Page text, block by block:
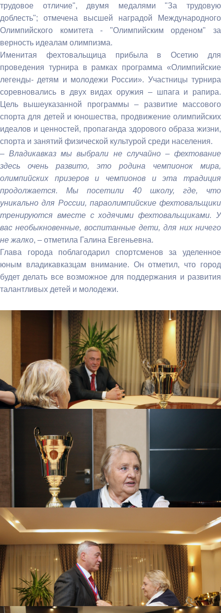
трудовое отличие", двумя медалями "За трудовую
доблесть"; отмечена высшей наградой Международного
Олимпийского комитета - "Олимпийским орденом" за
верность идеалам олимпизма.
Именитая фехтовальщица прибыла в Осетию для
проведения турнира в рамках программа «Олимпийские
легенды- детям и молодежи России». Участницы турнира
соревновались в двух видах оружия – шпага и рапира.
Цель вышеуказанной программы – развитие массового
спорта для детей и юношества, продвижение олимпийских
идеалов и ценностей, пропаганда здорового образа жизни,
спорта и занятий физической культурой среди населения.
–Владикавказ мы выбрали не случайно – фехтование
здесь очень развито, это родина чемпионок мира,
олимпийских призеров и чемпионов и эта традиция
продолжается. Мы посетили 40 школу, где, что
уникально для России, параолимпийские фехтовальщики
тренируются вместе с ходячими фехтовальщиками. У
вас необыкновенные, воспитанные дети, для них ничего
не жалко, – отметила Галина Евгеньевна.
Глава города поблагодарил спортсменов за уделенное
юным владикавказцам внимание. Он отметил, что город
будет делать все возможное для поддержания и развития
талантливых детей и молодежи.